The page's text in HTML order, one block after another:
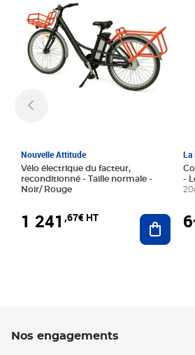
Nouvelle Attitude
Vélo électrique du facteur,
reconditionné - Taille normale -
Noir/ Rouge
1 241 ,67€ HT Ajouter
La
-
6
Nos engagements